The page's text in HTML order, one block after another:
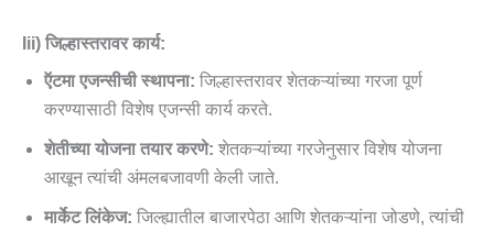
Iii) जिल्हास्तरावर कार्य:
ऍटमा एजन्सीची स्थापना: जिल्हास्तरावर शेतकऱ्यांच्या गरजा पूर्ण
करण्यासाठी विशेष एजन्सी कार्य करते.
शेतीच्या योजना तयार करणे: शेतकऱ्यांच्या गरजेनुसार विशेष योजना
आखून त्यांची अंमलबजावणी केली जाते.
मार्केट लिंकेज: जिल्ह्यातील बाजारपेठा आणि शेतकऱ्यांना जोडणे, त्यांची